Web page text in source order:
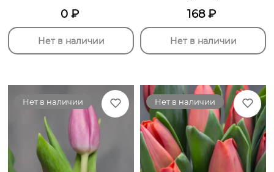
0₽
Нет в наличии
168₽
Нет в наличии
Нет в наличии Нет в наличии